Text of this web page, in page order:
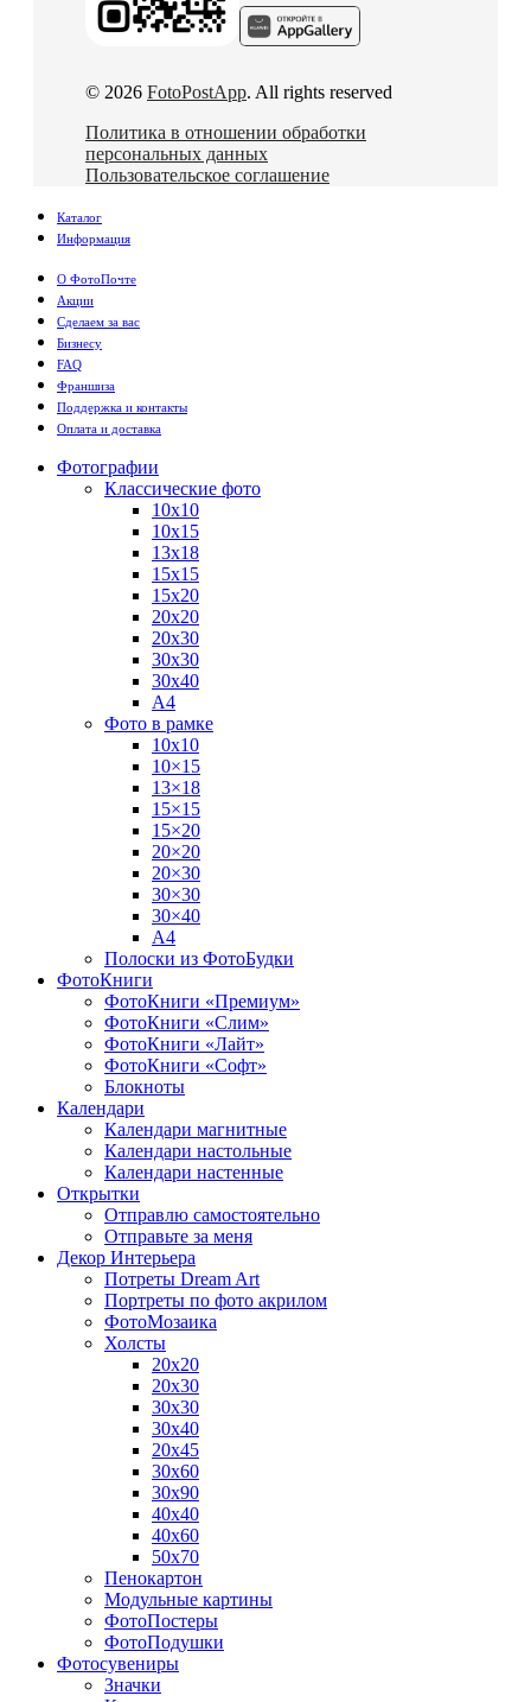
© 2026 FotoPostApp. All rights reserved
Политика в отношении обработки
персональных данных
Пользовательское соглашение
Каталог
Информация
О ФотоПочте
Акции
Сделаем за вас
Бизнесу
FAQ
Франшиза
Поддержка и контакты
Оплата и доставка
Фотографии
Классические фото
10х10
10х15
13х18
15х15
15х20
20х20
20х30
30х30
30х40
А4
Фото в рамке
10х10
10×15
13×18
15×15
15×20
20×20
20×30
30×30
30×40
A4
Полоски из ФотоБудки
ФотоКниги
ФотоКниги «Премиум»
ФотоКниги «Слим»
ФотоКниги «Лайт»
ФотоКниги «Софт»
Блокноты
Календари
Календари магнитные
Календари настольные
Календари настенные
Открытки
Отправлю самостоятельно
Отправьте за меня
Декор Интерьера
Потреты Dream Art
Портреты по фото акрилом
ФотоМозаика
Холсты
20х20
20х30
30х30
30х40
20х45
30х60
30х90
40х40
40х60
50х70
Пенокартон
Модульные картины
ФотоПостеры
ФотоПодушки
Фотоcувениры
Значки